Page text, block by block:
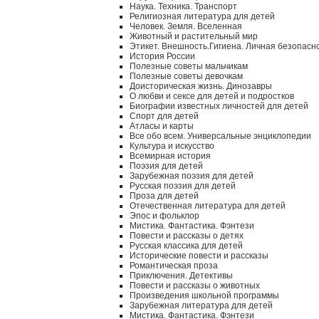
Наука. Техника. Транспорт
Религиозная литература для детей
Человек. Земля. Вселенная
Животный и растительный мир
Этикет. Внешность.Гигиена. Личная
История России
Полезные советы мальчикам
Полезные советы девочкам
Доисторическая жизнь. Динозавры
О любви и сексе для детей и подростков
Биографии известных личностей для детей
Спорт для детей
Атласы и карты
Все обо всем. Универсальные энциклопедии
Культура и искусство
Всемирная история
Поэзия для детей
Зарубежная поэзия для детей
Русская поэзия для детей
Проза для детей
Отечественная литература для детей
Эпос и фольклор
Мистика. Фантастика. Фэнтези
Повести и рассказы о детях
Русская классика для детей
Исторические повести и рассказы
Романтическая проза
Приключения. Детективы
Повести и рассказы о животных
Произведения школьной программы
Зарубежная литература для детей
Мистика. Фантастика. Фэнтези